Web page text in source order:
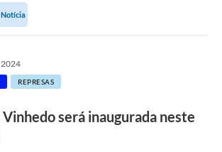
Notícia
2024
REPRESAS
será inaugurada neste